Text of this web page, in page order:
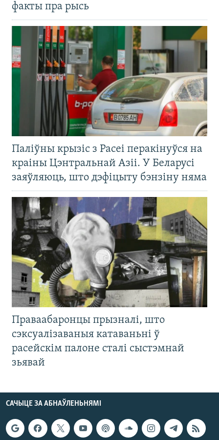
факты пра рысь
Паліўны крызіс з Расеі перакінуўся на
краіны Цэнтральнай Азіі. У Беларусі
заяўляюць, што дэфіцыту бэнзіну няма
Праваабаронцы прызналі, што
сэксуалізаваныя катаваньні ў
расейскім палоне сталі сыстэмнай
зьявай
САЧЫЦЕ ЗА АБНАЎЛЕНЬНЯМІ